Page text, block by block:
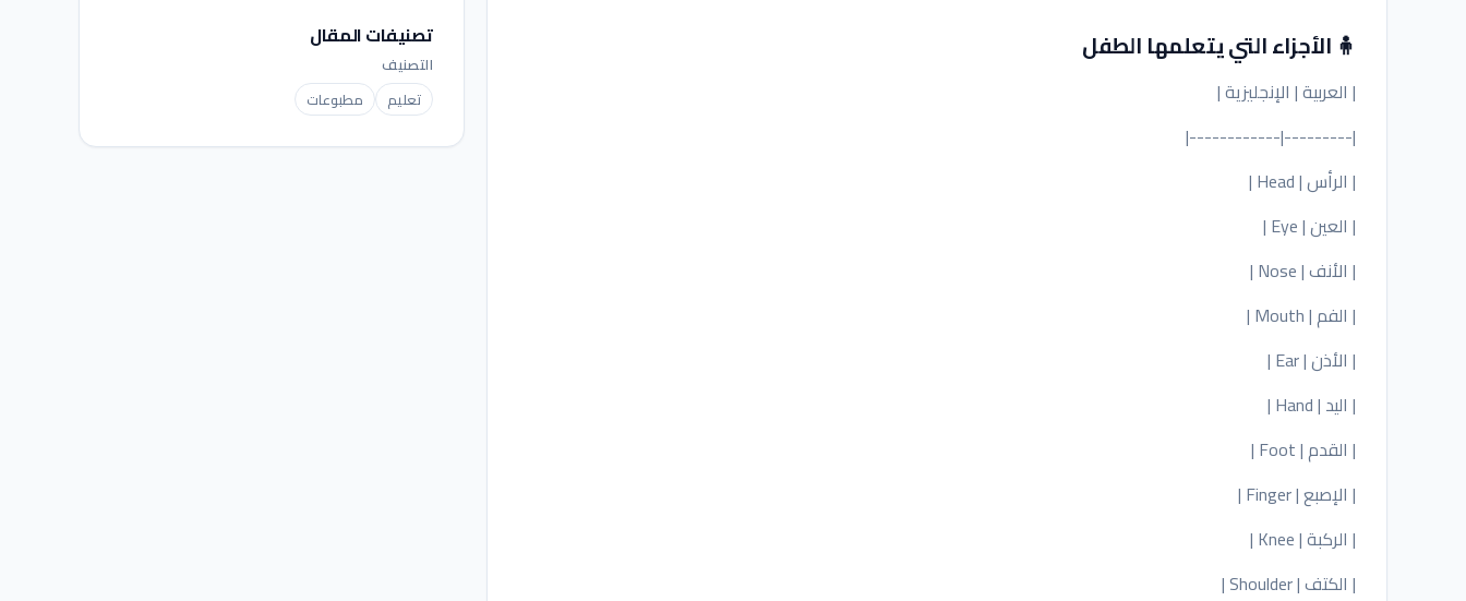
🧍 الأجزاء التي يتعلمها الطفل
| العربية | الإنجليزية |
|---------|------------|
| الرأس | Head |
| العين | Eye |
| الأنف | Nose |
| الفم | Mouth |
| الأذن | Ear |
| اليد | Hand |
| القدم | Foot |
| الإصبع | Finger |
| الركبة | Knee |
| الكتف | Shoulder |
تصنيفات المقال
التصنيف
تعليم
مطبوعات